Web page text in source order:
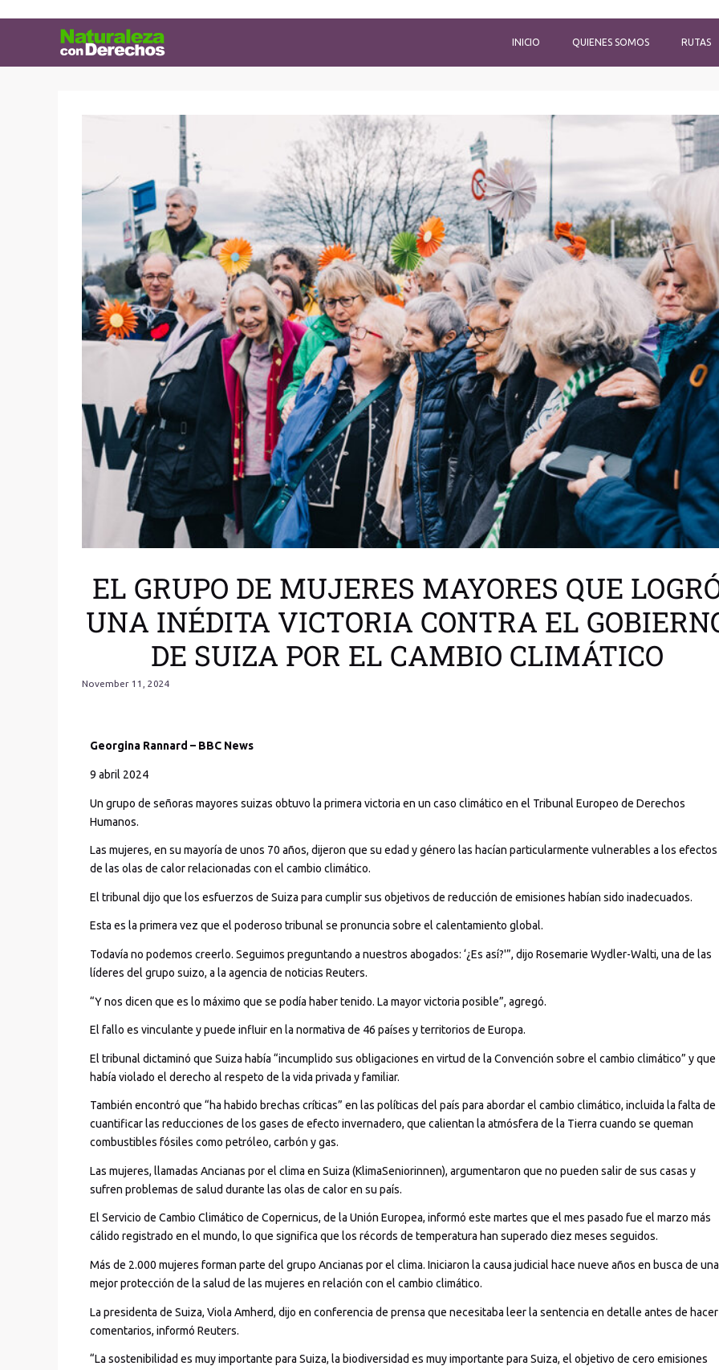
INICIO QUIENES SOMOS RUTAS
EL GRUPO DE MUJERES MAYORES QUE
UNA INÉDITA VICTORIA CONTRA EL
DE SUIZA POR EL CAMBIO CLIMÁTICO
November 11, 2024
Georgina Rannard – BBC News
9 abril 2024
Un grupo de señoras mayores suizas obtuvo la primera victoria en un caso climático en el Tribunal Europeo de Derechos
Humanos.
Las mujeres, en su mayoría de unos 70 años, dijeron que su edad y género las hacían particularmente vulnerables a los efectos
de las olas de calor relacionadas con el cambio climático.
El tribunal dijo que los esfuerzos de Suiza para cumplir sus objetivos de reducción de emisiones habían sido inadecuados.
Esta es la primera vez que el poderoso tribunal se pronuncia sobre el calentamiento global.
Todavía no podemos creerlo. Seguimos preguntando a nuestros abogados: ‘¿Es así?'”, dijo Rosemarie Wydler-Walti, una de las
líderes del grupo suizo, a la agencia de noticias Reuters.
“Y nos dicen que es lo máximo que se podía haber tenido. La mayor victoria posible”, agregó.
El fallo es vinculante y puede influir en la normativa de 46 países y territorios de Europa.
El tribunal dictaminó que Suiza había “incumplido sus obligaciones en virtud de la Convención sobre el cambio climático” y que
había violado el derecho al respeto de la vida privada y familiar.
También encontró que “ha habido brechas críticas” en las políticas del país para abordar el cambio climático, incluida la falta de
cuantificar las reducciones de los gases de efecto invernadero, que calientan la atmósfera de la Tierra cuando se queman
combustibles fósiles como petróleo, carbón y gas.
Las mujeres, llamadas Ancianas por el clima en Suiza (KlimaSeniorinnen), argumentaron que no pueden salir de sus casas y
sufren problemas de salud durante las olas de calor en su país.
El Servicio de Cambio Climático de Copernicus, de la Unión Europea, informó este martes que el mes pasado fue el marzo más
cálido registrado en el mundo, lo que significa que los récords de temperatura han superado diez meses seguidos.
Más de 2.000 mujeres forman parte del grupo Ancianas por el clima. Iniciaron la causa judicial hace nueve años en busca de una
mejor protección de la salud de las mujeres en relación con el cambio climático.
La presidenta de Suiza, Viola Amherd, dijo en conferencia de prensa que necesitaba leer la sentencia en detalle antes de hacer
comentarios, informó Reuters.
“La sostenibilidad es muy importante para Suiza, la biodiversidad es muy importante para Suiza, el objetivo de cero emisiones